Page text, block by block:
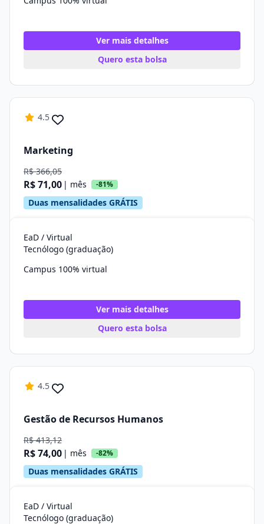
Ver mais detalhes
Quero esta bolsa
4.5
Marketing
R$ 366,05
R$ 71,00 | mês -81%
Duas mensalidades GRÁTIS
EaD / Virtual
Tecnólogo (graduação)
Campus 100% virtual
Ver mais detalhes
Quero esta bolsa
4.5
Gestão de Recursos Humanos
R$ 413,12
R$ 74,00 | mês -82%
Duas mensalidades GRÁTIS
EaD / Virtual
Tecnólogo (graduação)